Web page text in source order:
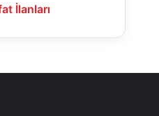
İlanları